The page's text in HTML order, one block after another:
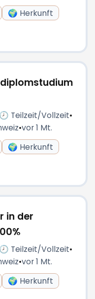
🌍 Herkunft
🕗 Teilzeit/Vollzeit•
•vor 1 Mt.
🌍 Herkunft
in der
🕗 Teilzeit/Vollzeit•
•vor 1 Mt.
🌍 Herkunft